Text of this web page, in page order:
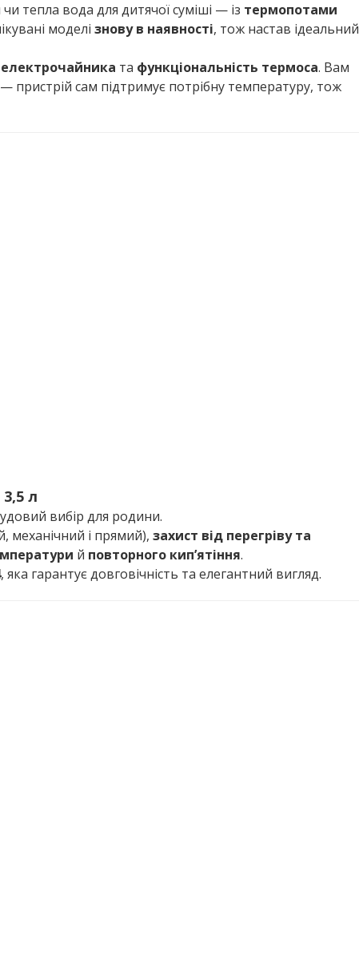
тепла вода для дитячої суміші — із термопотами
моделі знову в наявності, тож настав ідеальний
електрочайника та функціональність термоса. Вам
пристрій сам підтримує потрібну температуру, тож
л
вибір для родини.
механічний і прямий), захист від перегріву та
й повторного кип’ятіння.
, яка гарантує довговічність та елегантний вигляд.